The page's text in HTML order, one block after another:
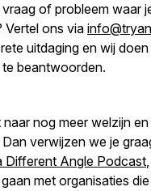
vraag of probleem waar
Vertel ons via
uitdaging en wij
beantwoorden.
naar nog meer welzijn
verwijzen we je
Different Angle Podcast
met organisaties